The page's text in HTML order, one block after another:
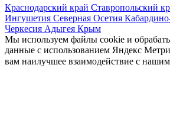
Краснодарский край Ставропольский
Ингушетия Северная Осетия
Черкесия Адыгея Крым
Мы используем файлы cookie и
данные с использованием Яндекс
вам наилучшее взаимодействие с